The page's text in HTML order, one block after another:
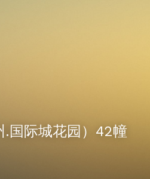
国际城花园）42幢